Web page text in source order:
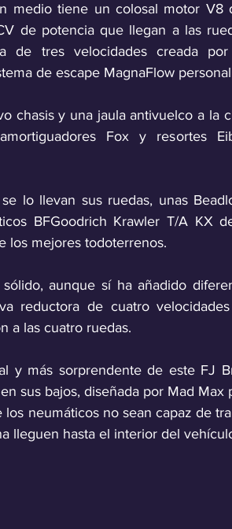
medio tiene un colosal motor V8
de potencia que llegan a las
de tres velocidades creada por
de escape MagnaFlow
chasis y una jaula antivuelco a la
Fox y resortes
lo llevan sus ruedas, unas
BFGoodrich Krawler T/A KX
los mejores todoterrenos.
aunque sí ha añadido
reductora de cuatro
a las cuatro ruedas.
y más sorprendente de este FJ
sus bajos, diseñada por Mad Max
neumáticos no sean capaz de
lleguen hasta el interior del